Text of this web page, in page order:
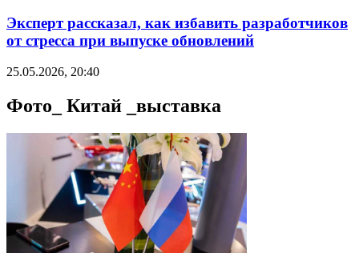
Эксперт рассказал, как избавить разработчиков
от стресса при выпуске обновлений
25.05.2026, 20:40
Фото_ Китай _выставка